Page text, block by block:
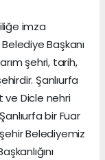
imza
Başkanı
şehri, tarih,
Şanlıurfa
ve Dicle nehri
bir Fuar
Belediyemiz